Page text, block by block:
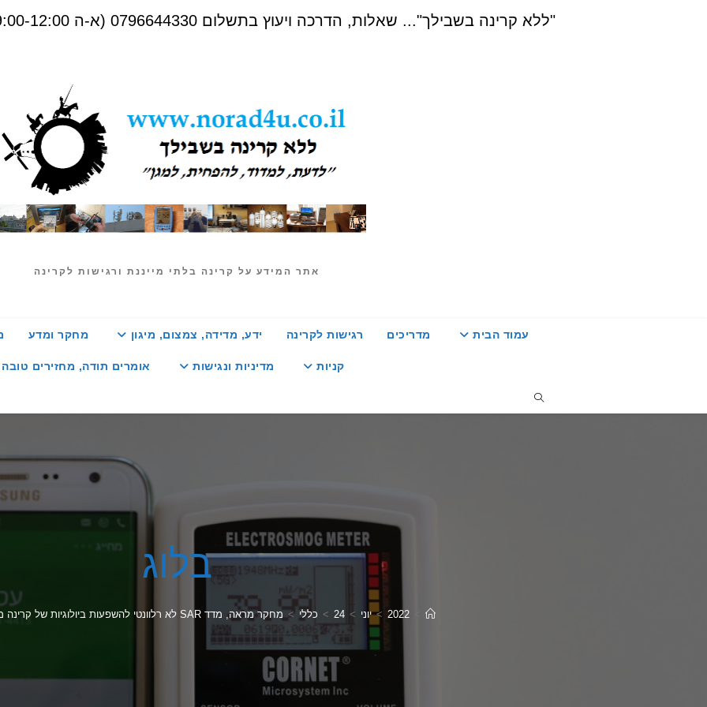
"ללא קרינה בשבילך"... שאלות, הדרכה ויעוץ בתשלום 0796644330 (א-ה 09:00-12:00)
אתר המידע על קרינה בלתי מייננת ורגישות לקרינה
עמוד הבית מדריכים רגישות לקרינה ידע, מדידה, צמצום, מיגון מחקר ומדע
קניות מדיניות ונגישות אומרים תודה, מחזירים
בלוג
2022
> יוני >
24
> כללי > מחקר מראה, מדד SAR לא רלוונטי להשפעות ביולוגיות של קרינה מטלפונים סלולריים!